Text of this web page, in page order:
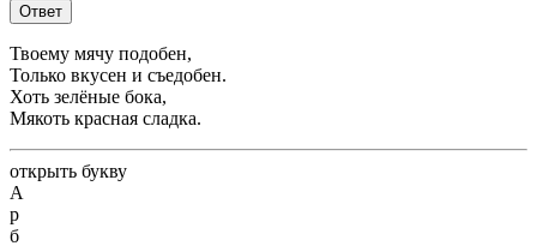
Ответ
Твоему мячу подобен,
Только вкусен и съедобен.
Хоть зелёные бока,
Мякоть красная сладка.
открыть букву
А
р
б